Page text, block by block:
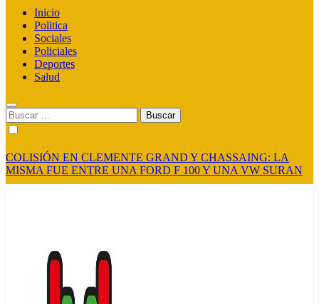
Inicio
Politica
Sociales
Policiales
Deportes
Salud
Buscar:
COLISIÓN EN CLEMENTE GRAND Y CHASSAING: LA
MISMA FUE ENTRE UNA FORD F 100 Y UNA VW SURAN